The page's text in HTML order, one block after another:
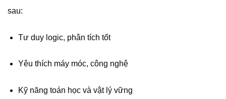
sau:
Tư duy logic, phân tích tốt
Yêu thích máy móc, công nghệ
Kỹ năng toán học và vật lý vững